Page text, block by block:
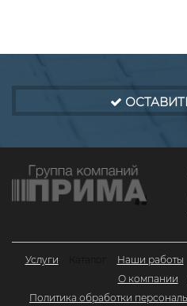
Услуги Наши работы
О компании
Политика обработки